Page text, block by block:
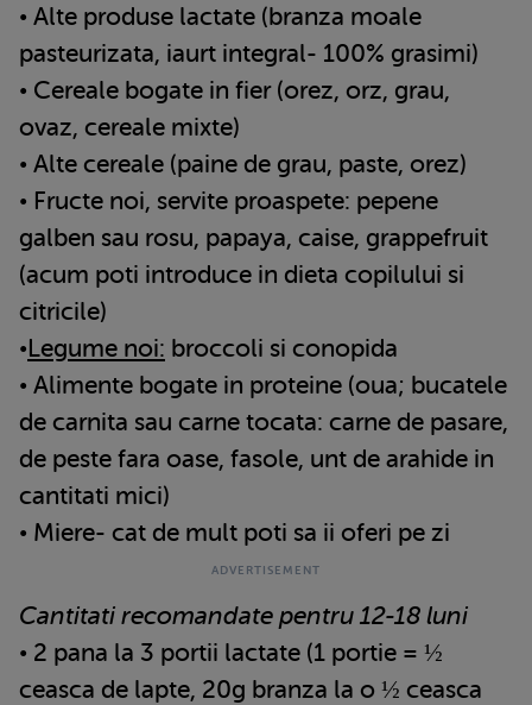
• Alte produse lactate (branza moale
pasteurizata, iaurt integral- 100% grasimi)
• Cereale bogate in fier (orez, orz, grau,
ovaz, cereale mixte)
• Alte cereale (paine de grau, paste, orez)
• Fructe noi, servite proaspete: pepene
galben sau rosu, papaya, caise, grappefruit
(acum poti introduce in dieta copilului si
citricile)
•Legume noi: broccoli si conopida
• Alimente bogate in proteine (oua; bucatele
de carnita sau carne tocata: carne de pasare,
de peste fara oase, fasole, unt de arahide in
cantitati mici)
• Miere- cat de mult poti sa ii oferi pe zi
Cantitati recomandate pentru 12-18 luni
• 2 pana la 3 portii lactate (1 portie = ½
ceasca de lapte, 20g branza la o ½ ceasca